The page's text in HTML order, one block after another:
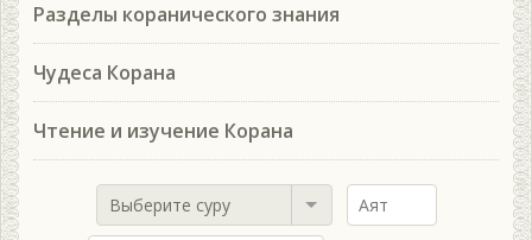
Разделы коранического знания
Чудеса Корана
Чтение и изучение Корана
Выберите суру